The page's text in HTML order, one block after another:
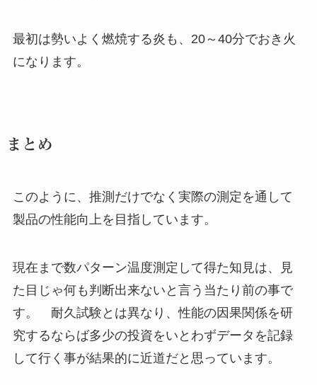
最初は勢いよく燃焼する炎も、20～40分でおき火
になります。
まとめ
このように、推測だけでなく実際の測定を通して
製品の性能向上を目指しています。
現在まで数パターン温度測定して得た知見は、見
た目じゃ何も判断出来ないと言う当たり前の事で
す。 耐久試験とは異なり、性能の因果関係を研
究するならば多少の投資をいとわずデータを記録
して行く事が結果的に近道だと思っています。